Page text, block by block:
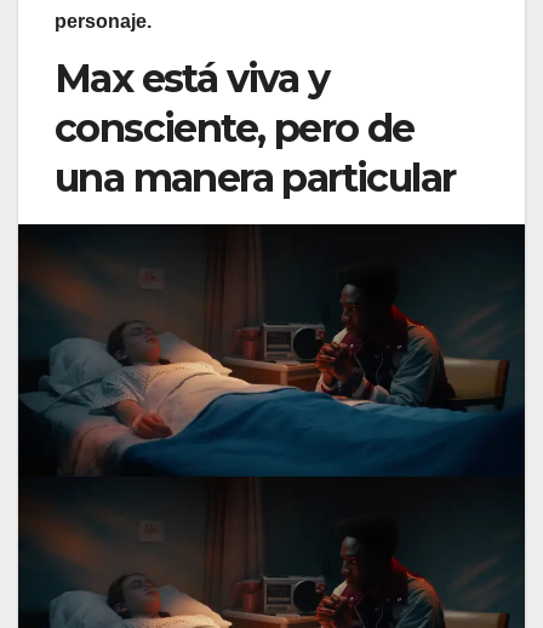
personaje.
Max está viva y
consciente, pero de
una manera particular